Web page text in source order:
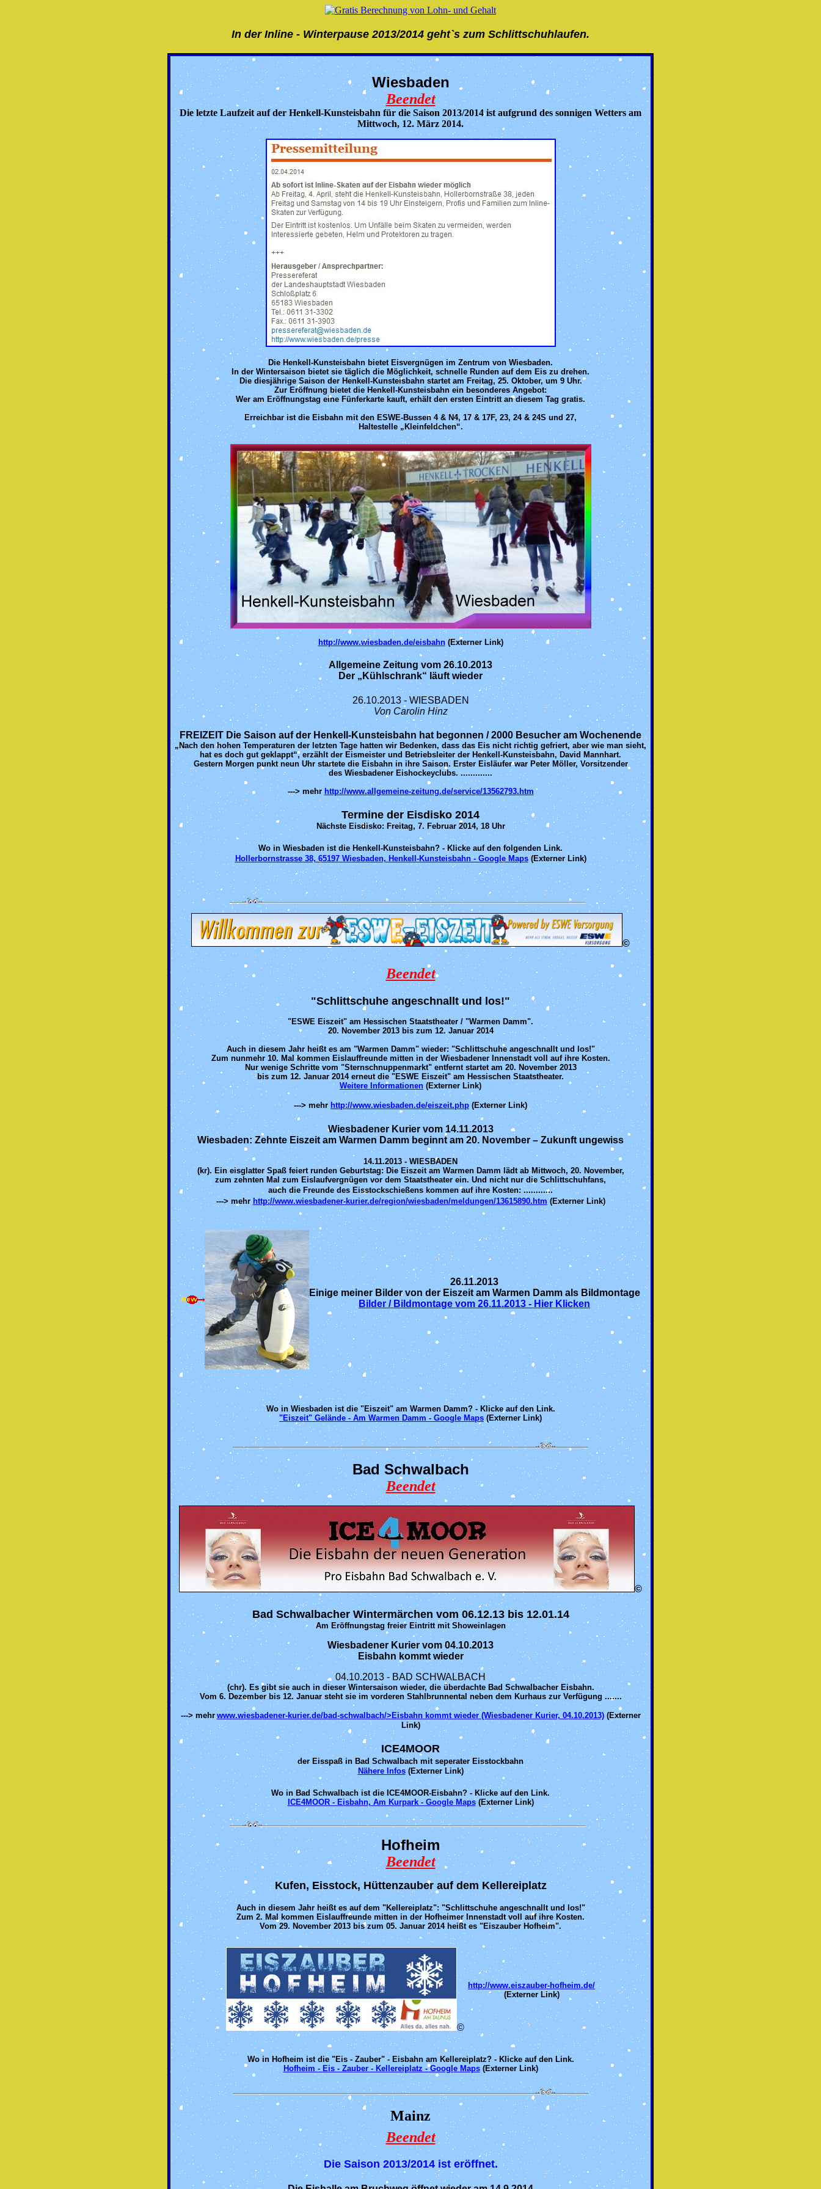
In der Inline - Winterpause 2013/2014 geht`s zum Schlittschuhlaufen.
Wiesbaden
Beendet
Die letzte Laufzeit auf der Henkell-Kunsteisbahn für die Saison 2013/2014 ist aufgrund des sonnigen Wetters am
Mittwoch, 12. März 2014.
Die Henkell-Kunsteisbahn bietet Eisvergnügen im Zentrum von Wiesbaden.
In der Wintersaison bietet sie täglich die Möglichkeit, schnelle Runden auf dem Eis zu drehen.
Die diesjährige Saison der Henkell-Kunsteisbahn startet am Freitag, 25. Oktober, um 9 Uhr.
Zur Eröffnung bietet die Henkell-Kunsteisbahn ein besonderes Angebot:
Wer am Eröffnungstag eine Fünferkarte kauft, erhält den ersten Eintritt an diesem Tag gratis.
Erreichbar ist die Eisbahn mit den ESWE-Bussen 4 & N4, 17 & 17F, 23, 24 & 24S und 27,
Haltestelle „Kleinfeldchen“.
http://www.wiesbaden.de/eisbahn (Externer Link)
Allgemeine Zeitung vom 26.10.2013
Der „Kühlschrank“ läuft wieder
26.10.2013 - WIESBADEN
Von Carolin Hinz
FREIZEIT Die Saison auf der Henkell-Kunsteisbahn hat begonnen / 2000 Besucher am Wochenende
„Nach den hohen Temperaturen der letzten Tage hatten wir Bedenken, dass das Eis nicht richtig gefriert, aber wie man sieht,
hat es doch gut geklappt“, erzählt der Eismeister und Betriebsleiter der Henkell-Kunsteisbahn, David Mannhart.
Gestern Morgen punkt neun Uhr startete die Eisbahn in ihre Saison. Erster Eisläufer war Peter Möller, Vorsitzender
des Wiesbadener Eishockeyclubs. .............
---> mehr http://www.allgemeine-zeitung.de/service/13562793.htm
Termine der Eisdisko 2014
Nächste Eisdisko: Freitag, 7. Februar 2014, 18 Uhr
Wo in Wiesbaden ist die Henkell-Kunsteisbahn? - Klicke auf den folgenden Link.
Hollerbornstrasse 38, 65197 Wiesbaden, Henkell-Kunsteisbahn - Google Maps (Externer Link)
©
Beendet
"Schlittschuhe angeschnallt und los!"
"ESWE Eiszeit" am Hessischen Staatstheater / "Warmen Damm".
20. November 2013 bis zum 12. Januar 2014
Auch in diesem Jahr heißt es am "Warmen Damm" wieder: "Schlittschuhe angeschnallt und los!"
Zum nunmehr 10. Mal kommen Eislauffreunde mitten in der Wiesbadener Innenstadt voll auf ihre Kosten.
Nur wenige Schritte vom "Sternschnuppenmarkt" entfernt startet am 20. November 2013
bis zum 12. Januar 2014 erneut die "ESWE Eiszeit" am Hessischen Staatstheater.
Weitere Informationen (Externer Link)
---> mehr http://www.wiesbaden.de/eiszeit.php (Externer Link)
Wiesbadener Kurier vom 14.11.2013
Wiesbaden: Zehnte Eiszeit am Warmen Damm beginnt am 20. November – Zukunft ungewiss
14.11.2013 - WIESBADEN
(kr). Ein eisglatter Spaß feiert runden Geburtstag: Die Eiszeit am Warmen Damm lädt ab Mittwoch, 20. November,
zum zehnten Mal zum Eislaufvergnügen vor dem Staatstheater ein. Und nicht nur die Schlittschuhfans,
auch die Freunde des Eisstockschießens kommen auf ihre Kosten: ............
---> mehr http://www.wiesbadener-kurier.de/region/wiesbaden/meldungen/13615890.htm (Externer Link)
26.11.2013
Einige meiner Bilder von der Eiszeit am Warmen Damm als Bildmontage
Bilder / Bildmontage vom 26.11.2013 - Hier Klicken
Wo in Wiesbaden ist die "Eiszeit" am Warmen Damm? - Klicke auf den Link.
"Eiszeit" Gelände - Am Warmen Damm - Google Maps (Externer Link)
Bad Schwalbach
Beendet
©
Bad Schwalbacher Wintermärchen vom 06.12.13 bis 12.01.14
Am Eröffnungstag freier Eintritt mit Showeinlagen
Wiesbadener Kurier vom 04.10.2013
Eisbahn kommt wieder
04.10.2013 - BAD SCHWALBACH
(chr). Es gibt sie auch in dieser Wintersaison wieder, die überdachte Bad Schwalbacher Eisbahn.
Vom 6. Dezember bis 12. Januar steht sie im vorderen Stahlbrunnental neben dem Kurhaus zur Verfügung .......
---> mehr www.wiesbadener-kurier.de/bad-schwalbach/>Eisbahn kommt wieder (Wiesbadener Kurier, 04.10.2013) (Externer
Link)
ICE4MOOR
der Eisspaß in Bad Schwalbach mit seperater Eisstockbahn
Nähere Infos (Externer Link)
Wo in Bad Schwalbach ist die ICE4MOOR-Eisbahn? - Klicke auf den Link.
ICE4MOOR - Eisbahn, Am Kurpark - Google Maps (Externer Link)
Hofheim
Beendet
Kufen, Eisstock, Hüttenzauber auf dem Kellereiplatz
Auch in diesem Jahr heißt es auf dem "Kellereiplatz": "Schlittschuhe angeschnallt und los!"
Zum 2. Mal kommen Eislauffreunde mitten in der Hofheimer Innenstadt voll auf ihre Kosten.
Vom 29. November 2013 bis zum 05. Januar 2014 heißt es "Eiszauber Hofheim".
©
http://www.eiszauber-hofheim.de/
(Externer Link)
Wo in Hofheim ist die "Eis - Zauber" - Eisbahn am Kellereiplatz? - Klicke auf den Link.
Hofheim - Eis - Zauber - Kellereiplatz - Google Maps (Externer Link)
Mainz
Beendet
Die Saison 2013/2014 ist eröffnet.